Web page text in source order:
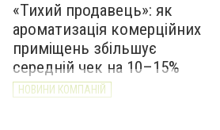
«Тихий продавець»: як
ароматизація комерційних
приміщень збільшує
середній чек на 10–15%
НОВИНИ КОМПАНІЙ